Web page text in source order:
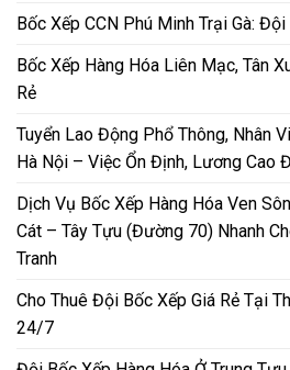
Bốc Xếp CCN Phú Minh Trại Gà:
Bốc Xếp Hàng Hóa Liên Mạc, Tân
Rẻ
Tuyển Lao Động Phổ Thông, Nhân
Hà Nội – Việc Ổn Định, Lương Cao
Dịch Vụ Bốc Xếp Hàng Hóa Ven
Cát – Tây Tựu (Đường 70) Nhanh
Tranh
Cho Thuê Đội Bốc Xếp Giá Rẻ Tại
24/7